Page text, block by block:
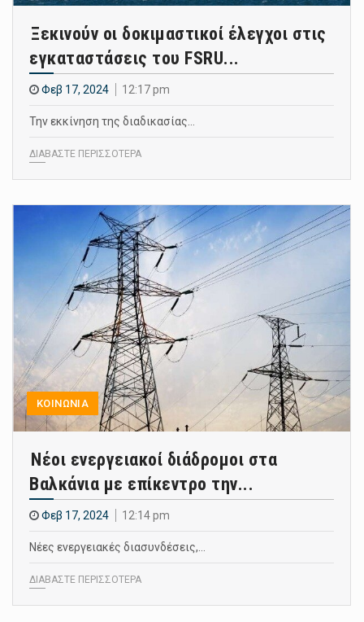
Ξεκινούν οι δοκιμαστικοί έλεγχοι στις
εγκαταστάσεις του FSRU...
Φεβ 17, 2024 12:17 pm
Την εκκίνηση της διαδικασίας…
ΔΙΑΒΑΣΤΕ ΠΕΡΙΣΣΟΤΕΡΑ
ΚΟΙΝΩΝΙΑ
Νέοι ενεργειακοί διάδρομοι στα
Βαλκάνια με επίκεντρο την...
Φεβ 17, 2024 12:14 pm
Νέες ενεργειακές διασυνδέσεις,…
ΔΙΑΒΑΣΤΕ ΠΕΡΙΣΣΟΤΕΡΑ